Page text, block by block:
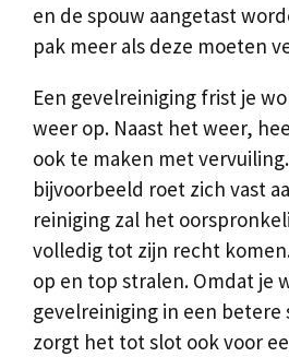
en de spouw aangetast
pak meer als deze moeten
Een gevelreiniging frist je
weer op. Naast het weer,
ook te maken met
bijvoorbeeld roet zich vast
reiniging zal het
volledig tot zijn recht
op en top stralen. Omdat je
gevelreiniging in een
zorgt het tot slot ook voor